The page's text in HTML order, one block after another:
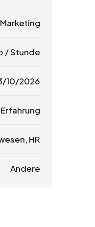
/ Stunde
10/2026
HR
Andere